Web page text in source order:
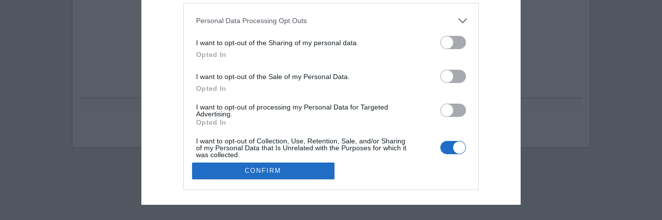
Personal Data Processing Opt Outs
I want to opt-out of the Sharing of my personal data.
Opted In
I want to opt-out of the Sale of my Personal Data.
Opted In
I want to opt-out of processing my Personal Data for Targeted
Advertising.
Opted In
I want to opt-out of Collection, Use, Retention, Sale, and/or Sharing
of my Personal Data that Is Unrelated with the Purposes for which it
was collected.
Opted Out
CONFIRM
Respuestas Apensar
100 pics cheats
4 bilder 1 wort lösungen
4 images 1 mot
Games-helper.com
MOKSLON.LT © 2011
Visos teisės saugomos. Mokslon.lt © 2011. Kopijuoti, dauginti bei platinti galima tik gavus Mokslon.lt sutikimą.